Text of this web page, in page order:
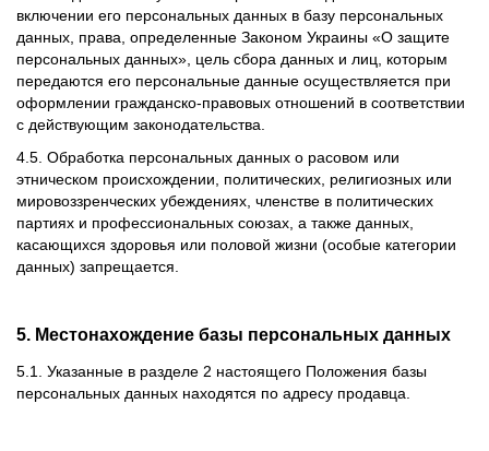
включении его персональных данных в базу персональных
данных, права, определенные Законом Украины «О защите
персональных данных», цель сбора данных и лиц, которым
передаются его персональные данные осуществляется при
оформлении гражданско-правовых отношений в соответствии
с действующим законодательства.
4.5. Обработка персональных данных о расовом или
этническом происхождении, политических, религиозных или
мировоззренческих убеждениях, членстве в политических
партиях и профессиональных союзах, а также данных,
касающихся здоровья или половой жизни (особые категории
данных) запрещается.
5. Местонахождение базы персональных данных
5.1. Указанные в разделе 2 настоящего Положения базы
персональных данных находятся по адресу продавца.